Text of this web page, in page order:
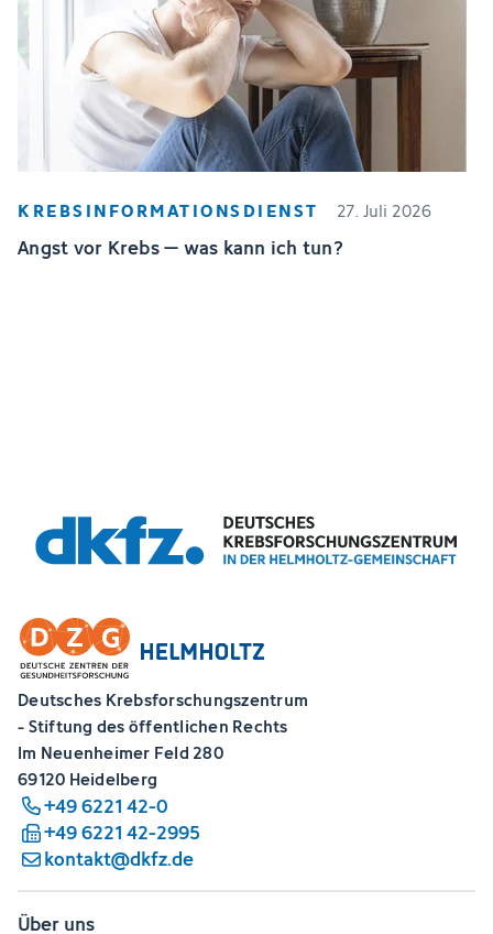
KREBSINFORMATIONSDIENST 27. Juli 2026
Angst vor Krebs – was kann ich tun?
Deutsches Krebsforschungszentrum
- Stiftung des öffentlichen Rechts
Im Neuenheimer Feld 280
69120 Heidelberg
+49 6221 42-0
+49 6221 42-2995
kontakt@dkfz.de
Über uns